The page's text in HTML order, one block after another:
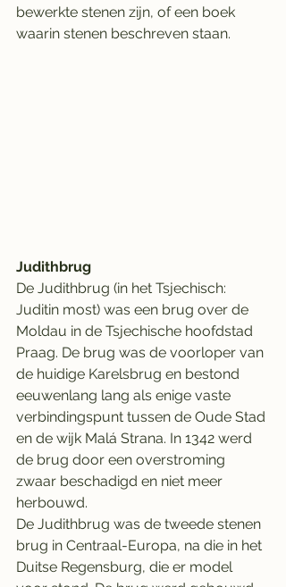
bewerkte stenen zijn, of een boek
waarin stenen beschreven staan.
Judithbrug
De Judithbrug (in het Tsjechisch:
Juditin most) was een brug over de
Moldau in de Tsjechische hoofdstad
Praag. De brug was de voorloper van
de huidige Karelsbrug en bestond
eeuwenlang lang als enige vaste
verbindingspunt tussen de Oude Stad
en de wijk Malá Strana. In 1342 werd
de brug door een overstroming
zwaar beschadigd en niet meer
herbouwd.
De Judithbrug was de tweede stenen
brug in Centraal-Europa, na die in het
Duitse Regensburg, die er model